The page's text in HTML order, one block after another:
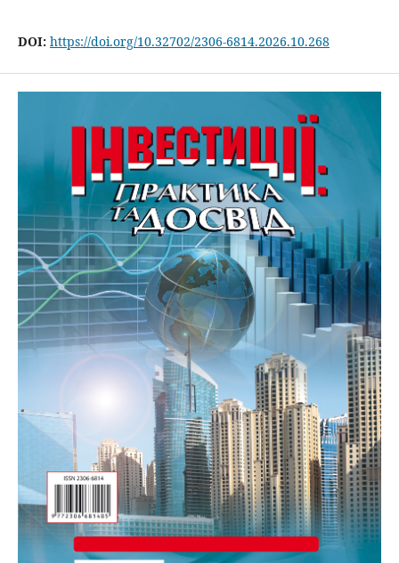
DOI: https://doi.org/10.32702/2306-6814.2026.10.268